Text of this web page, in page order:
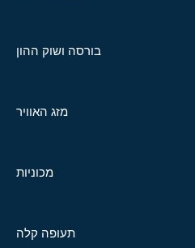
בורסה ושוק ההון
מזג האוויר
מכוניות
תעופה קלה